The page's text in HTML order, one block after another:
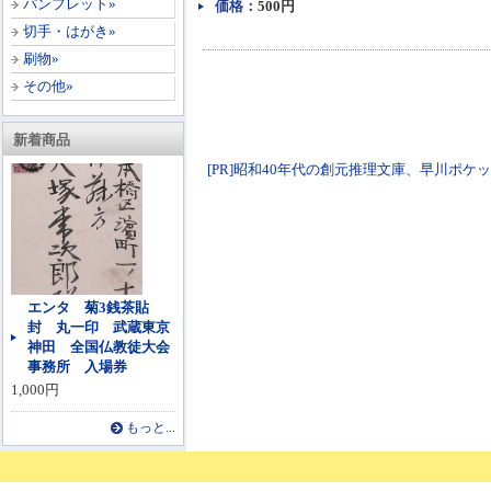
パンフレット»
切手・はがき»
刷物»
その他»
新着商品
エンタ 菊3銭茶貼
封 丸一印 武蔵東京
神田 全国仏教徒大会
事務所 入場券
1,000円
もっと...
価格：500円
[PR]昭和40年代の創元推理文庫、早川ポケ